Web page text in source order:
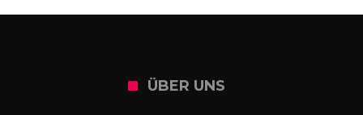
ÜBER UNS